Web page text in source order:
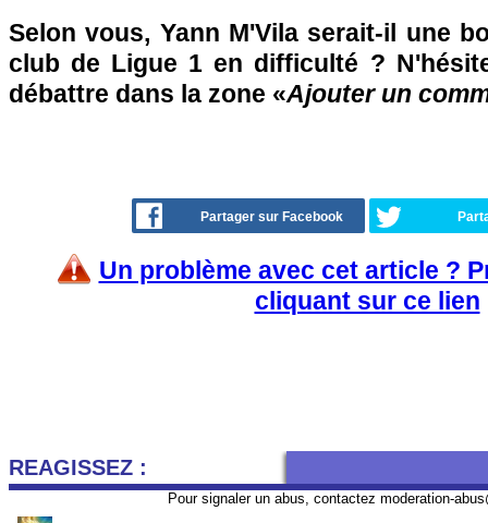
Selon vous, Yann M'Vila serait-il une
club de Ligue 1 en difficulté ?
débattre dans la zone «Ajouter un
Partager sur Facebook
Un problème avec cet article ?
cliquant sur ce lien
REAGISSEZ :
Pour signaler un abus, contactez moderation-